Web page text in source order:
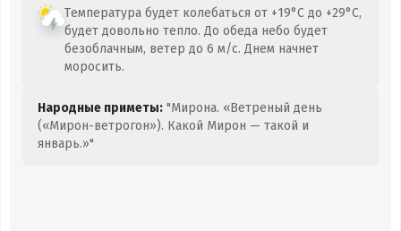
Температура будет колебаться от +19°C до +29°C,
будет довольно тепло. До обеда небо будет
безоблачным, ветер до 6 м/с. Днем начнет
моросить.
Народные приметы: "Мирона. «Ветреный день
(«Мирон-ветрогон»). Какой Мирон — такой и
январь.»"